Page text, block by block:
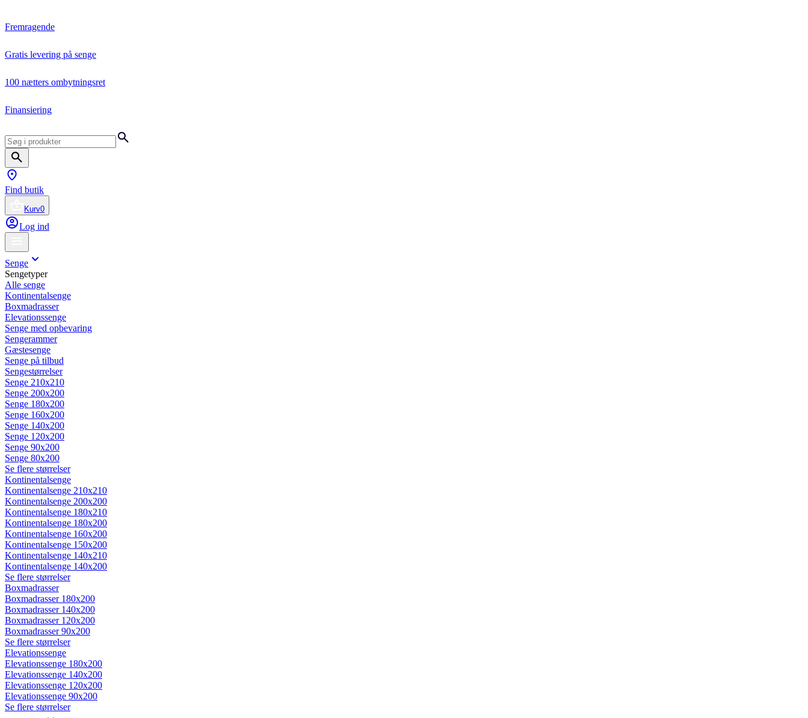
Fremragende
Gratis levering på senge
100 nætters ombytningsret
Finansiering
Find butik
Kurv0
Log ind
Senge
Sengetyper
Alle senge
Kontinentalsenge
Boxmadrasser
Elevationssenge
Senge med opbevaring
Sengerammer
Gæstesenge
Senge på tilbud
Sengestørrelser
Senge 210x210
Senge 200x200
Senge 180x200
Senge 160x200
Senge 140x200
Senge 120x200
Senge 90x200
Senge 80x200
Se flere størrelser
Kontinentalsenge
Kontinentalsenge 210x210
Kontinentalsenge 200x200
Kontinentalsenge 180x210
Kontinentalsenge 180x200
Kontinentalsenge 160x200
Kontinentalsenge 150x200
Kontinentalsenge 140x210
Kontinentalsenge 140x200
Se flere størrelser
Boxmadrasser
Boxmadrasser 180x200
Boxmadrasser 140x200
Boxmadrasser 120x200
Boxmadrasser 90x200
Se flere størrelser
Elevationssenge
Elevationssenge 180x200
Elevationssenge 140x200
Elevationssenge 120x200
Elevationssenge 90x200
Se flere størrelser